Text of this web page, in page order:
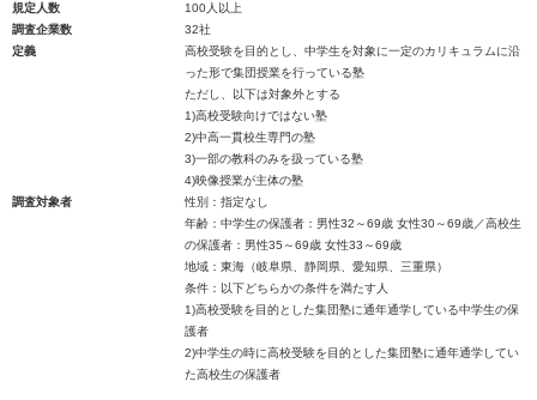
規定人数
100人以上
調査企業数
32社
定義
高校受験を目的とし、中学生を対象に一定のカリキュラムに沿
った形で集団授業を行っている塾
ただし、以下は対象外とする
1)高校受験向けではない塾
2)中高一貫校生専門の塾
3)一部の教科のみを扱っている塾
4)映像授業が主体の塾
調査対象者
性別：指定なし
年齢：中学生の保護者：男性32～69歳 女性30～69歳／高校生
の保護者：男性35～69歳 女性33～69歳
地域：東海（岐阜県、静岡県、愛知県、三重県）
条件：以下どちらかの条件を満たす人
1)高校受験を目的とした集団塾に通年通学している中学生の保
護者
2)中学生の時に高校受験を目的とした集団塾に通年通学してい
た高校生の保護者